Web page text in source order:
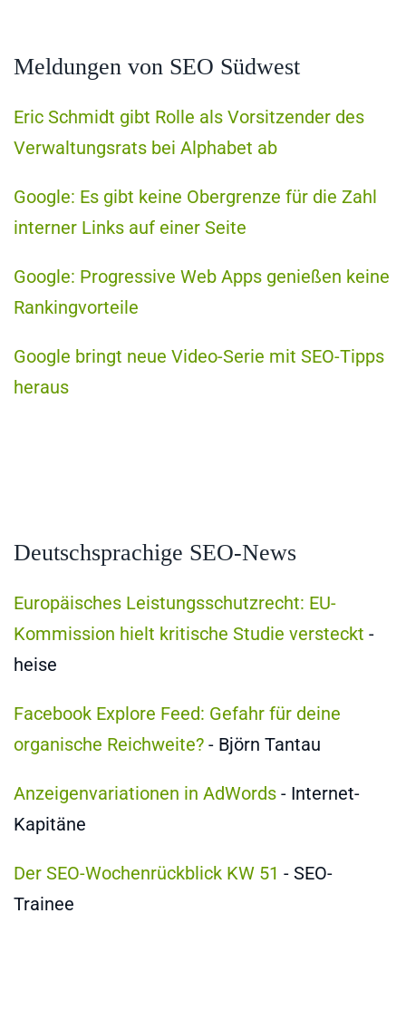
Meldungen von SEO Südwest
Eric Schmidt gibt Rolle als Vorsitzender des
Verwaltungsrats bei Alphabet ab
Google: Es gibt keine Obergrenze für die Zahl
interner Links auf einer Seite
Google: Progressive Web Apps genießen keine
Rankingvorteile
Google bringt neue Video-Serie mit SEO-Tipps
heraus
Deutschsprachige SEO-News
Europäisches Leistungsschutzrecht: EU-
Kommission hielt kritische Studie versteckt -
heise
Facebook Explore Feed: Gefahr für deine
organische Reichweite? - Björn Tantau
Anzeigenvariationen in AdWords - Internet-
Kapitäne
Der SEO-Wochenrückblick KW 51 - SEO-
Trainee